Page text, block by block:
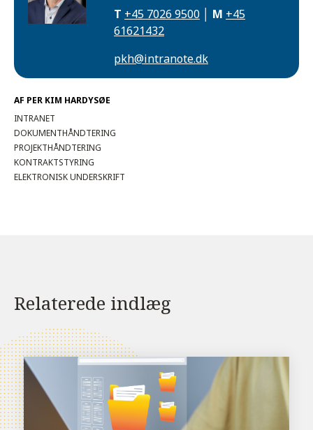
AF PER KIM HARDYSØE
INTRANET
DOKUMENTHÅNDTERING
PROJEKTHÅNDTERING
KONTRAKTSTYRING
ELEKTRONISK UNDERSKRIFT
T +45 7026 9500 M +45
61621432
pkh@intranote.dk
Relaterede indlæg